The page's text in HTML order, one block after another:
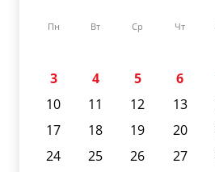
Пн Вт Ср Чт
3
4 5 6
10
11 12 13
17
18 19 20
24
25 26 27